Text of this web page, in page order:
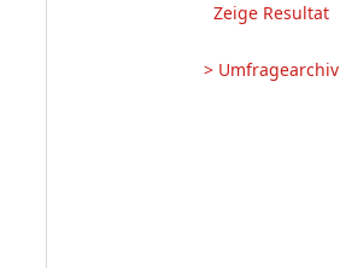
Zeige Resultat
> Umfragearchiv